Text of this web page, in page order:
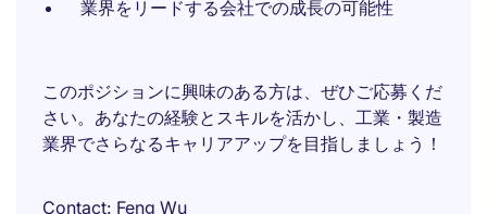
業界をリードする会社での成長の可能性
このポジションに興味のある方は、ぜひご応募くだ
さい。あなたの経験とスキルを活かし、工業・製造
業界でさらなるキャリアアップを目指しましょう！
Contact Feng Wu